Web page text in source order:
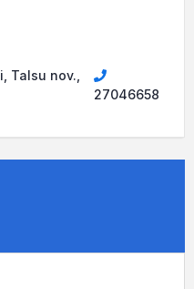
Talsu nov.,
27046658